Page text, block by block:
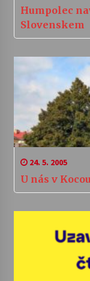
Humpolec
Slovenskem
24. 5. 2005
U nás v